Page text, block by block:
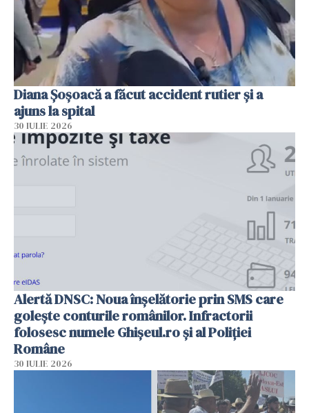
Diana Șoșoacă a făcut accident rutier și a
ajuns la spital
30 IULIE 2026
Alertă DNSC: Noua înșelătorie prin SMS care
golește conturile românilor. Infractorii
folosesc numele Ghișeul.ro și al Poliției
Române
30 IULIE 2026